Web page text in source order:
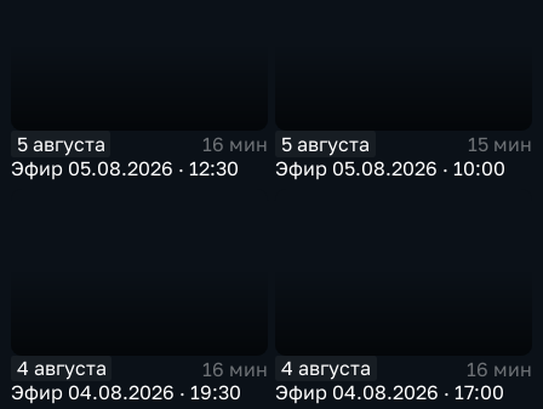
5 августа
16 мин
Эфир 05.08.2026 · 12:30
5 августа
15 мин
Эфир 05.08.2026 · 10:00
4 августа
16 мин
Эфир 04.08.2026 · 19:30
4 августа
16 мин
Эфир 04.08.2026 · 17:00